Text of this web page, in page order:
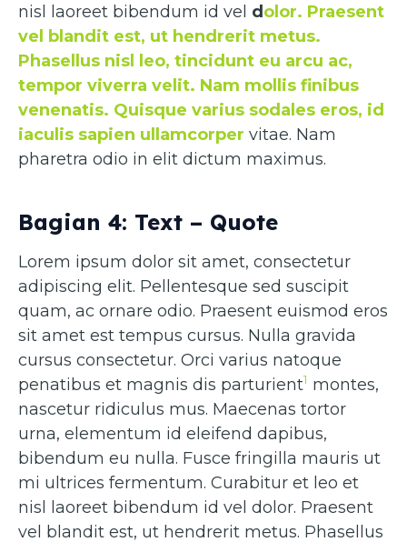
nisl laoreet bibendum id vel d olor. Praesent
vel blandit est, ut hendrerit metus.
Phasellus nisl leo, tincidunt eu arcu ac,
tempor viverra velit. Nam mollis finibus
venenatis. Quisque varius sodales eros, id
iaculis sapien ullamcorper vitae. Nam
pharetra odio in elit dictum maximus.
Bagian 4: Text – Quote
Lorem ipsum dolor sit amet, consectetur
adipiscing elit. Pellentesque sed suscipit
quam, ac ornare odio. Praesent euismod eros
sit amet est tempus cursus. Nulla gravida
cursus consectetur. Orci varius natoque
penatibus et magnis dis parturient1 montes,
nascetur ridiculus mus. Maecenas tortor
urna, elementum id eleifend dapibus,
bibendum eu nulla. Fusce fringilla mauris ut
mi ultrices fermentum. Curabitur et leo et
nisl laoreet bibendum id vel dolor. Praesent
vel blandit est, ut hendrerit metus. Phasellus